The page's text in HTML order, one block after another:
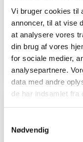
Vi bruger cookies til
annoncer, til at vise
at analysere vores
din brug af vores
for sociale medier,
analysepartnere.
data med andre
de har indsamlet fra
Nødvendig
Du behøver
bedre.
Kontakt os